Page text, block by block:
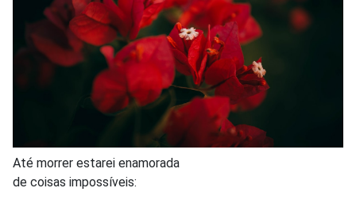
Até morrer estarei enamorada
de coisas impossíveis: